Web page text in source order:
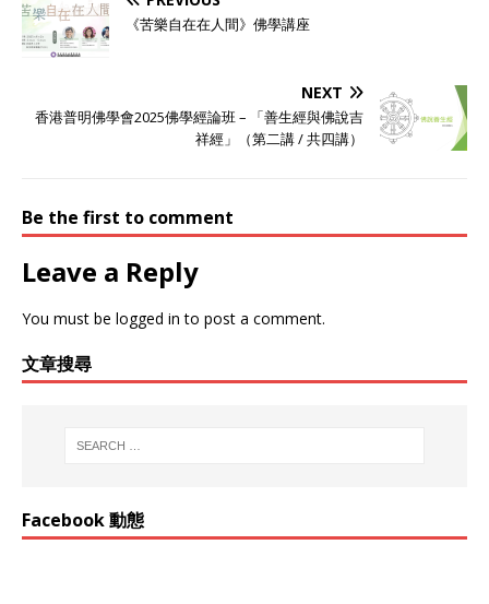
《苦樂自在在人間》佛學講座
NEXT
香港普明佛學會2025佛學經論班 – 「善生經與佛說吉
祥經」（第二講 / 共四講）
Be the first to comment
Leave a Reply
You must be logged in to post a comment.
文章搜尋
Facebook 動態